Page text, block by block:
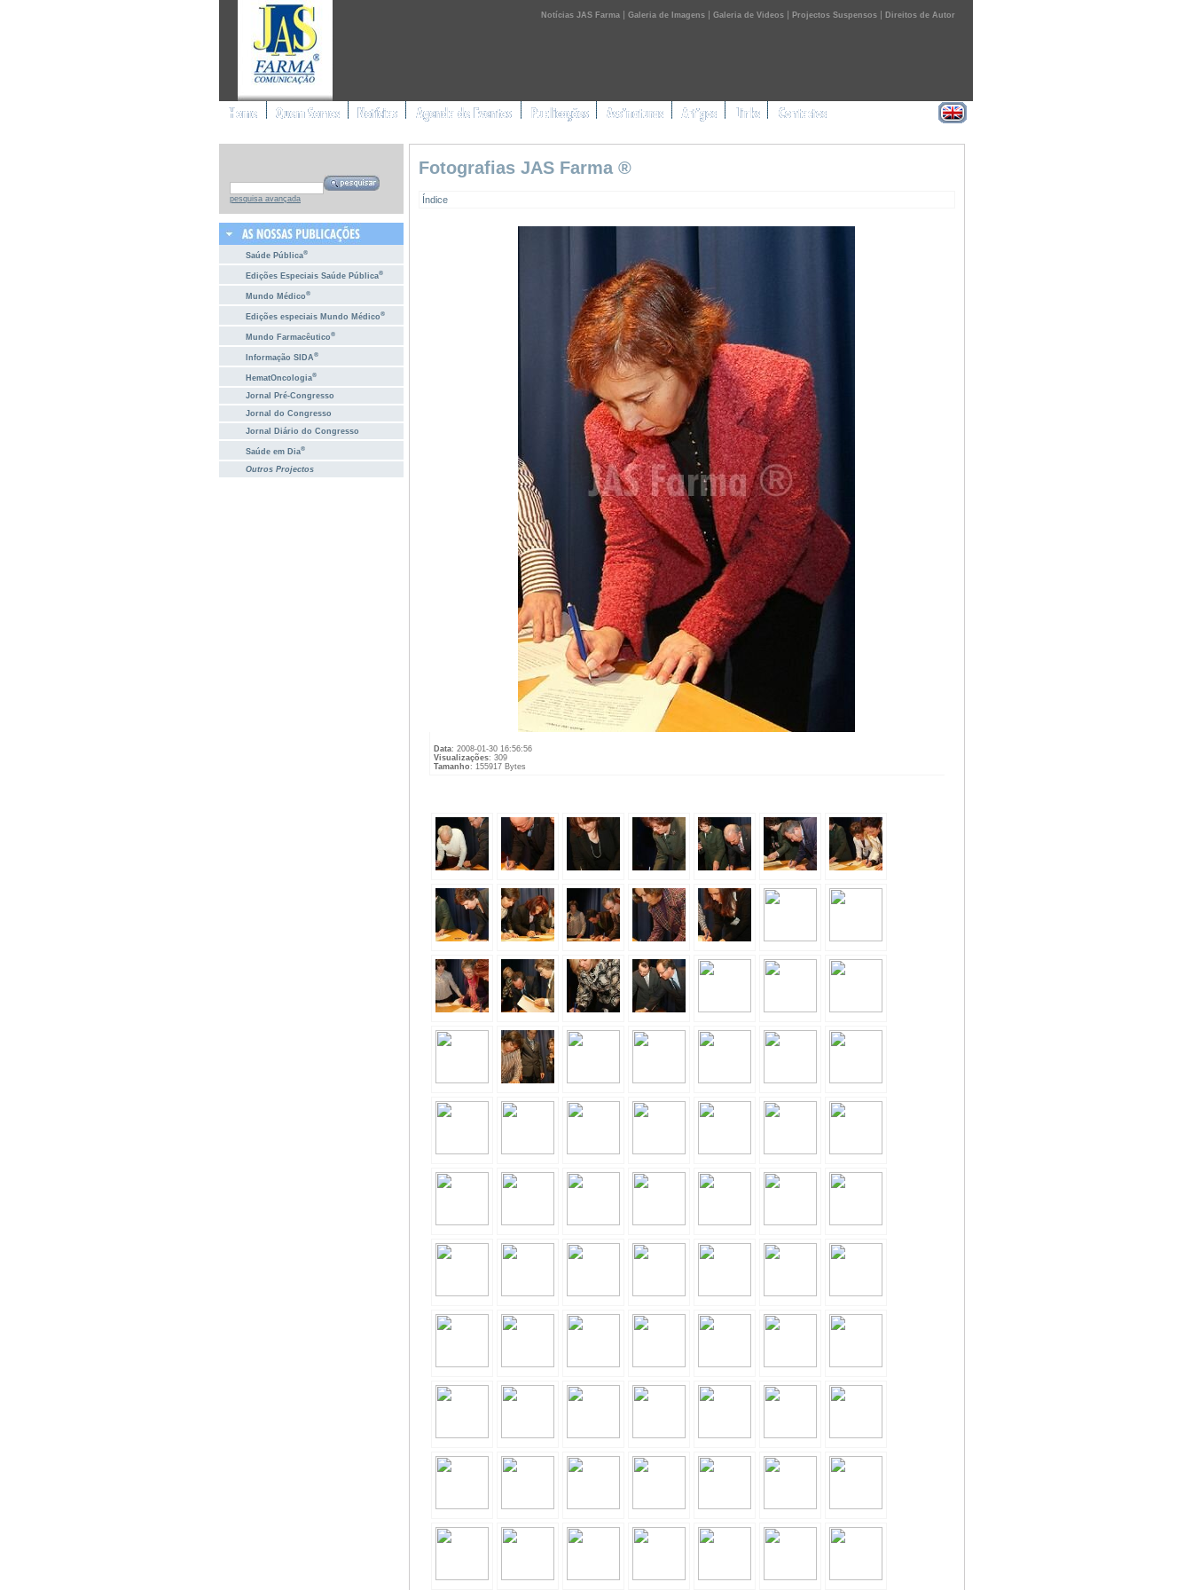
Notícias JAS Farma | Galeria de Imagens | Galeria de Videos | Projectos Suspensos | Direitos de Autor
pesquisa avançada
Saúde Pública®
Edições Especiais Saúde Pública®
Mundo Médico®
Edições especiais Mundo Médico®
Mundo Farmacêutico®
Informação SIDA®
HematOncologia®
Jornal Pré-Congresso
Jornal do Congresso
Jornal Diário do Congresso
Saúde em Dia®
Outros Projectos
Fotografias JAS Farma ®
Índice
Data: 2008-01-30 16:56:56
Visualizações: 309
Tamanho: 155917 Bytes